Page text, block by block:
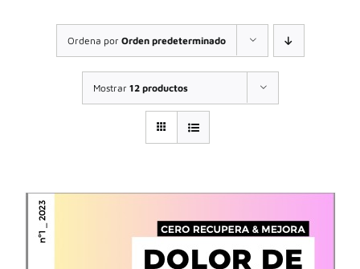
FORMACIÓN
COMUNIDAD
CONTACTO
Ordena por Orden predeterminado
Mostrar 12 productos